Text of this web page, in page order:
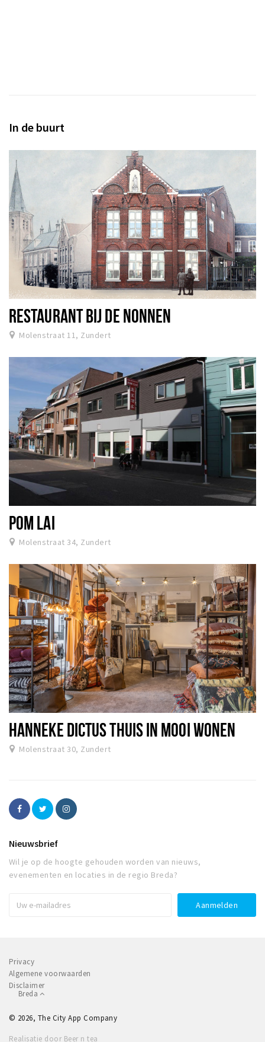
In de buurt
RESTAURANT BIJ DE NONNEN
Molenstraat 11, Zundert
POM LAI
Molenstraat 34, Zundert
HANNEKE DICTUS THUIS IN MOOI WONEN
Molenstraat 30, Zundert
Nieuwsbrief
Wil je op de hoogte gehouden worden van nieuws,
evenementen en locaties in de regio Breda?
Privacy
Algemene voorwaarden
Disclaimer
Breda
© 2026, The City App Company
Realisatie door Beer n tea